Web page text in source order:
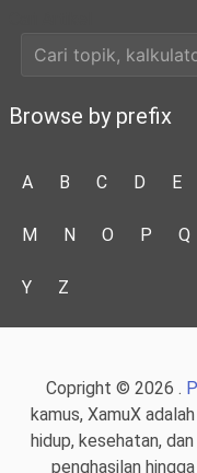
Browse by prefix
A B C D E
M N O P Q
Y Z
Copright © 2026 .
kamus, XamuX
hidup, kesehatan,
penghasilan